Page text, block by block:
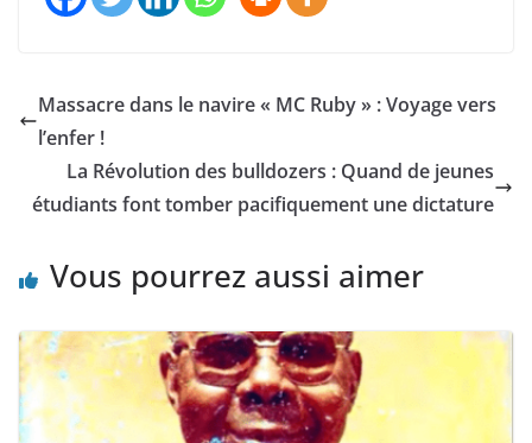
Massacre dans le navire « MC Ruby » : Voyage vers
l’enfer !
La Révolution des bulldozers : Quand de jeunes
étudiants font tomber pacifiquement une dictature
Vous pourrez aussi aimer